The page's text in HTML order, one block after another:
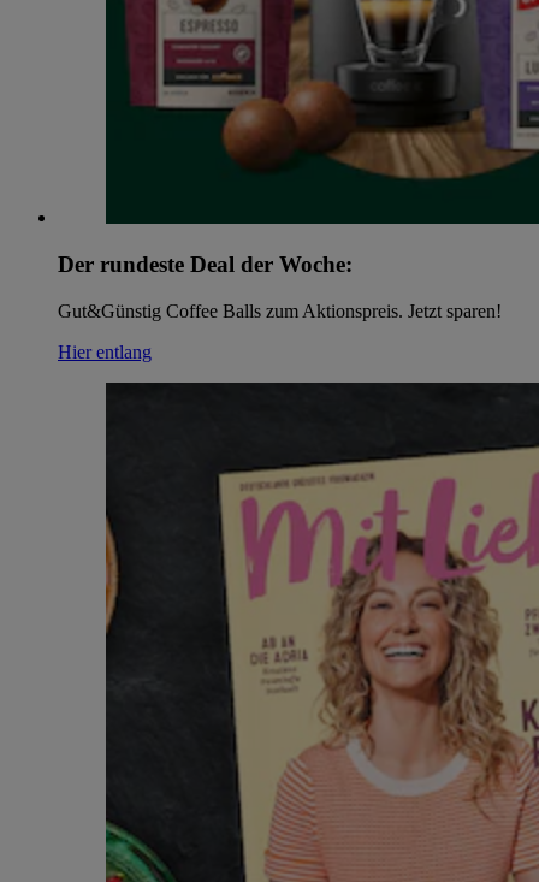
Der rundeste Deal der Woche:
Gut&Günstig Coffee Balls zum Aktionspreis. Jetzt sparen!
Hier entlang